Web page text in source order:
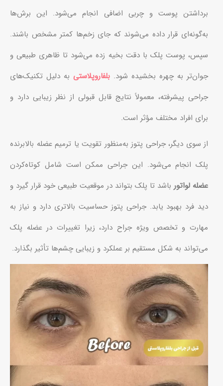
برداشتن پوست و چربی اضافی انجام می‌شود. این برش‌ها
به‌گونه‌ای قرار داده می‌شوند که جای زخم‌ها کمتر مشخص باشند.
سپس، پوست پلک با دقت بخیه زده می‌شود تا ظاهری طبیعی و
جوان‌تر به چهره بخشیده شود. بلفاروپلاستی به دلیل تکنیک‌های
جراحی پیشرفته، معمولاً نتایج قابل قبولی از نظر زیبایی دارد و
برای افراد مختلف مؤثر است.
از سوی دیگر، جراحی پتوز به‌منظور تقویت یا ترمیم عضله بالابرنده
پلک انجام می‌شود. این جراحی ممکن است شامل کوتاه‌کردن
عضله لواتور باشد تا پلک بتواند در موقعیت طبیعی خود قرار گیرد و
دید فرد بهبود یابد. جراحی پتوز حساسیت بالاتری دارد و نیاز به
مهارت و تخصص ویژه جراح دارد، زیرا تغییرات در عضله پلک
می‌تواند به شکل مستقیم بر عملکرد و زیبایی چشم‌ها تأثیر بگذارد.